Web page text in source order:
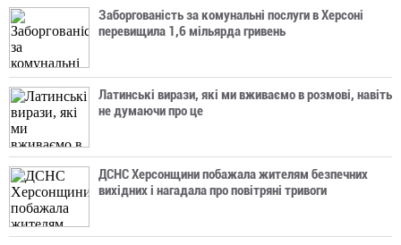
Заборгованість за комунальні послуги в Херсоні
перевищила 1,6 мільярда гривень
Латинські вирази, які ми вживаємо в розмові, навіть
не думаючи про це
ДСНС Херсонщини побажала жителям безпечних
вихідних і нагадала про повітряні тривоги